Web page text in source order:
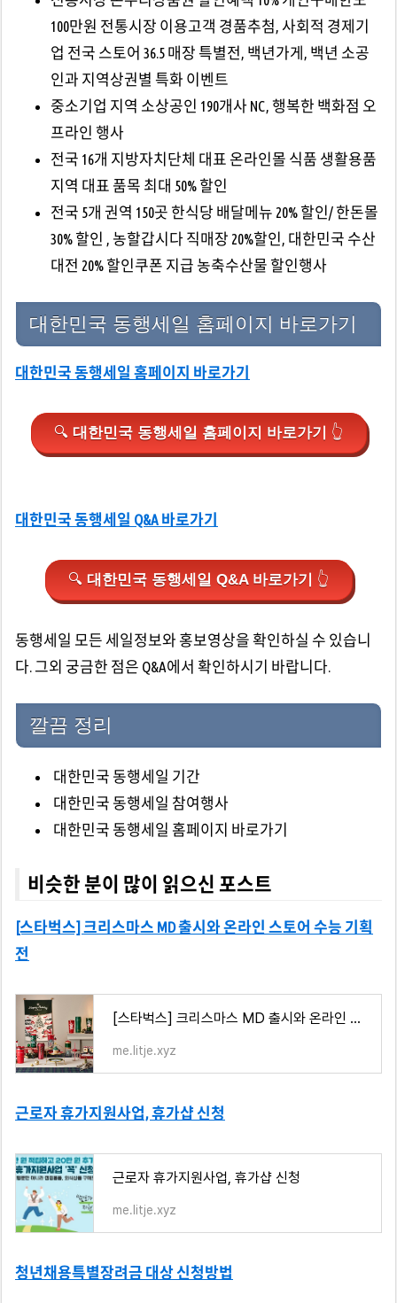
100만원 전통시장 이용고객 경품추첨, 사회적 경제기
업 전국 스토어 36.5 매장 특별전, 백년가게, 백년 소공
인과 지역상권별 특화 이벤트
중소기업 지역 소상공인 190개사 NC, 행복한 백화점 오
프라인 행사
전국 16개 지방자치단체 대표 온라인몰 식품 생활용품
지역 대표 품목 최대 50% 할인
전국 5개 권역 150곳 한식당 배달메뉴 20% 할인/ 한돈몰
30% 할인 , 농할갑시다 직매장 20%할인, 대한민국 수산
대전 20% 할인쿠폰 지급 농축수산물 할인행사
대한민국 동행세일 홈페이지 바로가기
대한민국 동행세일 홈페이지 바로가기
🔍 대한민국 동행세일 홈페이지 바로가기 👆
대한민국 동행세일 Q&A 바로가기
🔍 대한민국 동행세일 Q&A 바로가기 👆
동행세일 모든 세일정보와 홍보영상을 확인하실 수 있습니
다. 그외 궁금한 점은 Q&A에서 확인하시기 바랍니다.
깔끔 정리
대한민국 동행세일 기간
대한민국 동행세일 참여행사
대한민국 동행세일 홈페이지 바로가기
비슷한 분이 많이 읽으신 포스트
[스타벅스] 크리스마스 MD 출시와 온라인 스토어 수능 기획
전
[스타벅스] 크리스마스 MD 출시와 온라인 스토어 수능 기획전
me.litje.xyz
근로자 휴가지원사업, 휴가샵 신청
근로자 휴가지원사업, 휴가샵 신청
me.litje.xyz
청년채용특별장려금 대상 신청방법